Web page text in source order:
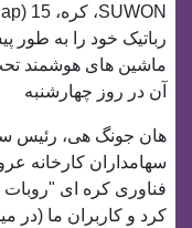
رباتیک خود را به طور
ماشین های هوشمند
آن در روز چهارشنبه
هان جونگ هی، رئیس
فناوری کره ای "روبات
کرد و کاربران ما (در